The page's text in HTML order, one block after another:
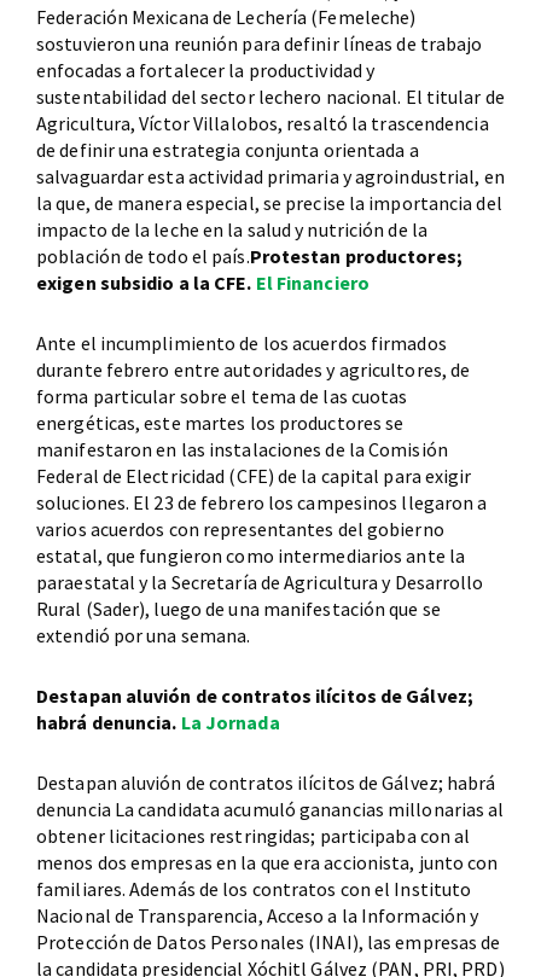
Federación Mexicana de Lechería (Femeleche)
sostuvieron una reunión para definir líneas de trabajo
enfocadas a fortalecer la productividad y
sustentabilidad del sector lechero nacional. El titular de
Agricultura, Víctor Villalobos, resaltó la trascendencia
de definir una estrategia conjunta orientada a
salvaguardar esta actividad primaria y agroindustrial, en
la que, de manera especial, se precise la importancia del
impacto de la leche en la salud y nutrición de la
población de todo el país.Protestan productores;
exigen subsidio a la CFE. El Financiero
Ante el incumplimiento de los acuerdos firmados
durante febrero entre autoridades y agricultores, de
forma particular sobre el tema de las cuotas
energéticas, este martes los productores se
manifestaron en las instalaciones de la Comisión
Federal de Electricidad (CFE) de la capital para exigir
soluciones. El 23 de febrero los campesinos llegaron a
varios acuerdos con representantes del gobierno
estatal, que fungieron como intermediarios ante la
paraestatal y la Secretaría de Agricultura y Desarrollo
Rural (Sader), luego de una manifestación que se
extendió por una semana.
Destapan aluvión de contratos ilícitos de Gálvez;
habrá denuncia. La Jornada
Destapan aluvión de contratos ilícitos de Gálvez; habrá
denuncia La candidata acumuló ganancias millonarias al
obtener licitaciones restringidas; participaba con al
menos dos empresas en la que era accionista, junto con
familiares. Además de los contratos con el Instituto
Nacional de Transparencia, Acceso a la Información y
Protección de Datos Personales (INAI), las empresas de
la candidata presidencial Xóchitl Gálvez (PAN, PRI, PRD)